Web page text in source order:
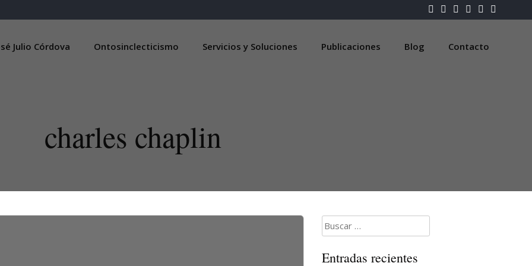
Julio Córdova Ontosinclecticismo Servicios y Soluciones Publicaciones Blog Contacto
charles chaplin
Buscar:
Entradas recientes